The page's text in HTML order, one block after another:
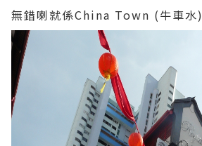
無錯喇就係China Town (牛車水)